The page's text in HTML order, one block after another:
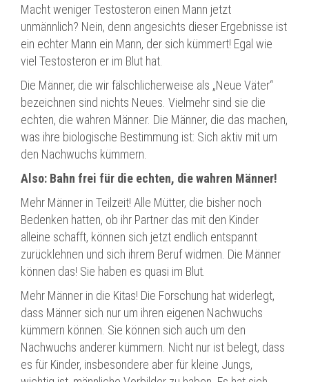
Macht weniger Testosteron einen Mann jetzt
unmännlich? Nein, denn angesichts dieser Ergebnisse ist
ein echter Mann ein Mann, der sich kümmert! Egal wie
viel Testosteron er im Blut hat.
Die Männer, die wir fälschlicherweise als „Neue Väter“
bezeichnen sind nichts Neues. Vielmehr sind sie die
echten, die wahren Männer. Die Männer, die das machen,
was ihre biologische Bestimmung ist: Sich aktiv mit um
den Nachwuchs kümmern.
Also: Bahn frei für die echten, die wahren Männer!
Mehr Männer in Teilzeit! Alle Mütter, die bisher noch
Bedenken hatten, ob ihr Partner das mit den Kinder
alleine schafft, können sich jetzt endlich entspannt
zurücklehnen und sich ihrem Beruf widmen. Die Männer
können das! Sie haben es quasi im Blut.
Mehr Männer in die Kitas! Die Forschung hat widerlegt,
dass Männer sich nur um ihren eigenen Nachwuchs
kümmern können. Sie können sich auch um den
Nachwuchs anderer kümmern. Nicht nur ist belegt, dass
es für Kinder, insbesondere aber für kleine Jungs,